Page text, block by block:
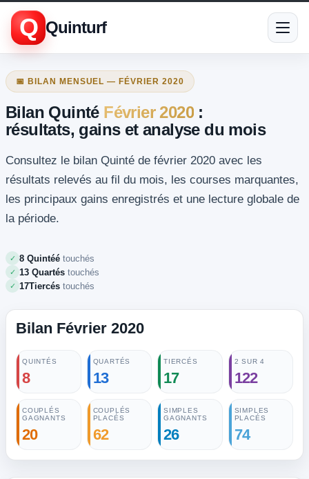
Q Quinturf
📅 BILAN MENSUEL — FÉVRIER 2020
Bilan Quinté Février 2020 :
résultats, gains et analyse du mois
Consultez le bilan Quinté de février 2020 avec les
résultats relevés au fil du mois, les courses marquantes,
les principaux gains enregistrés et une lecture globale de
la période.
✓ 8 Quintéé touchés
✓ 13 Quartés touchés
✓ 17Tiercés touchés
Bilan Février 2020
QUINTÉS
8
QUARTÉS
13
TIERCÉS
17
2 SUR 4
122
COUPLÉS
GAGNANTS
20
COUPLÉS
PLACÉS
62
SIMPLES
GAGNANTS
26
SIMPLES
PLACÉS
74